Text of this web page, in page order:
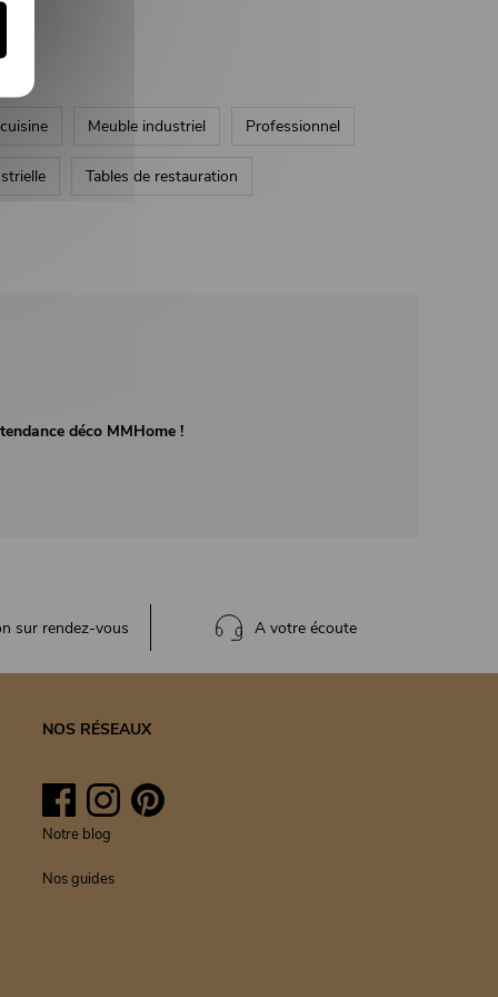
Meuble industriel Professionnel
Tables de restauration
déco MMHome !
sur rendez-vous A votre écoute
NOS RÉSEAUX
FacebookInstagram
Notre blog
Nos guides